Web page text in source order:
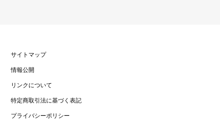
サイトマップ
情報公開
リンクについて
特定商取引法に基づく表記
プライバシーポリシー